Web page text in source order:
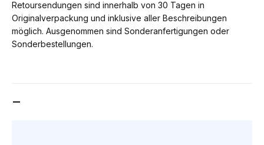
Retoursendungen sind innerhalb von 30 Tagen in
Originalverpackung und inklusive aller Beschreibungen
möglich. Ausgenommen sind Sonderanfertigungen oder
Sonderbestellungen.